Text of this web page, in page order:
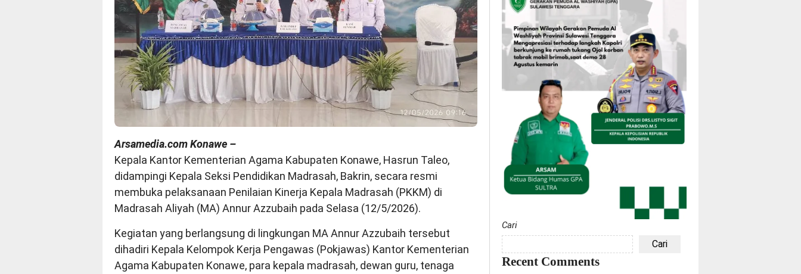
Arsamedia.com Konawe –
Kepala Kantor Kementerian Agama Kabupaten Konawe, Hasrun Taleo,
didampingi Kepala Seksi Pendidikan Madrasah, Bakrin, secara resmi
membuka pelaksanaan Penilaian Kinerja Kepala Madrasah (PKKM) di
Madrasah Aliyah (MA) Annur Azzubaih pada Selasa (12/5/2026).
Kegiatan yang berlangsung di lingkungan MA Annur Azzubaih tersebut
dihadiri Kepala Kelompok Kerja Pengawas (Pokjawas) Kantor Kementerian
Agama Kabupaten Konawe, para kepala madrasah, dewan guru, tenaga
Cari
Cari
Recent Comments